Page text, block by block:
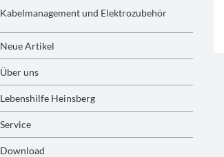
Kabelmanagement und Elektrozubehör
Neue Artikel
Über uns
Lebenshilfe Heinsberg
Service
Download